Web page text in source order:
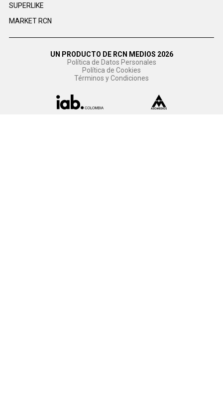
SUPERLIKE
MARKET RCN
UN PRODUCTO DE RCN MEDIOS 2026
Política de Datos Personales
Política de Cookies
Términos y Condiciones